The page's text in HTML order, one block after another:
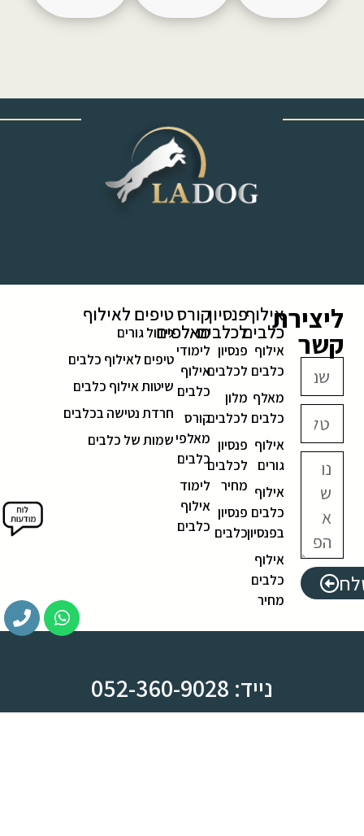
ליצירת
קשר
אילוף
כלבים
אילוף
כלבים
מאלף
כלבים
אילוף
גורים
אילוף
כלבים
בפנסיון
אילוף
כלבים
מחיר
פנסיון
לכלבים
פנסיון
לכלבים
מלון
לכלבים
פנסיון
לכלבים
מחיר
פנסיון
כלבים
קורס
מאלפים
לימודי
אילוף
כלבים
קורס
מאלפי
כלבים
לימוד
אילוף
כלבים
טיפים לאילוף
גידול גורים
טיפים לאילוף כלבים
שיטות אילוף כלבים
חרדת נטישה בכלבים
שמות של כלבים
נייד: 052-360-9028